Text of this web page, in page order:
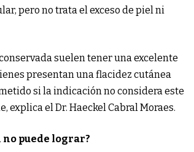
pero no trata el exceso de piel ni
suelen tener una excelente
presentan una flacidez cutánea
si la indicación no considera este
explica el Dr. Haeckel Cabral Moraes.
no puede lograr?